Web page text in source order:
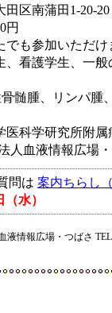
田区南蒲田1-20-
円
でも参加いただけ
看護学生、一般
髄腫、リンパ腫
科学研究所附属
人血液情報広場
問は 案内ちらし
水）
液情報広場・つばさ